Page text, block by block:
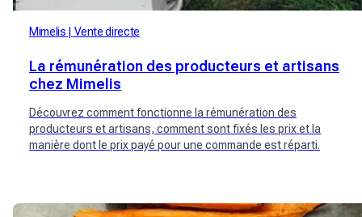
Mimelis Vente directe
La rémunération des producteurs et artisans
chez Mimelis
Découvrez comment fonctionne la rémunération des
producteurs et artisans, comment sont fixés les prix et la
manière dont le prix payé pour une commande est réparti.